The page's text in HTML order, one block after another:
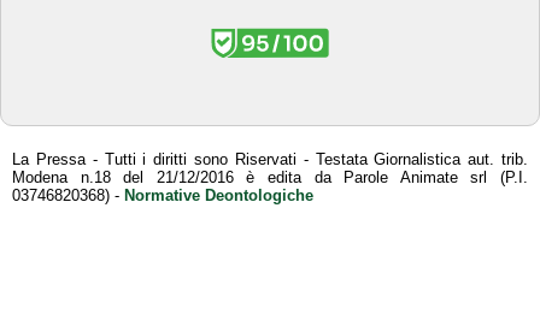
La Pressa - Tutti i diritti sono Riservati - Testata Giornalistica aut. trib.
Modena n.18 del 21/12/2016 è edita da Parole Animate srl (P.I.
03746820368) - Normative Deontologiche